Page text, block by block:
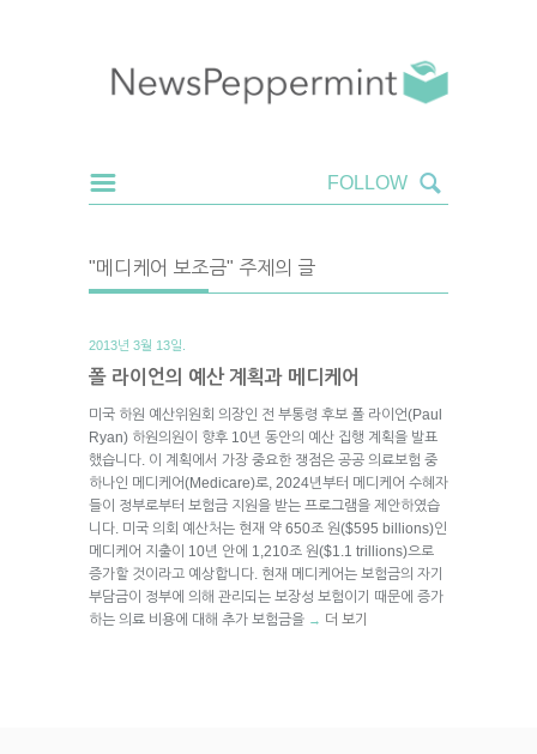
"메디케어 보조금" 주제의 글
2013년 3월 13일.
폴 라이언의 예산 계획과 메디케어
미국 하원 예산위원회 의장인 전 부통령 후보 폴 라이언(Paul
Ryan) 하원의원이 향후 10년 동안의 예산 집행 계획을 발표
했습니다. 이 계획에서 가장 중요한 쟁점은 공공 의료보험 중
하나인 메디케어(Medicare)로, 2024년부터 메디케어 수혜자
들이 정부로부터 보험금 지원을 받는 프로그램을 제안하였습
니다. 미국 의회 예산처는 현재 약 650조 원($595 billions)인
메디케어 지출이 10년 안에 1,210조 원($1.1 trillions)으로
증가할 것이라고 예상합니다. 현재 메디케어는 보험금의 자기
부담금이 정부에 의해 관리되는 보장성 보험이기 때문에 증가
하는 의료 비용에 대해 추가 보험금을 → 더 보기